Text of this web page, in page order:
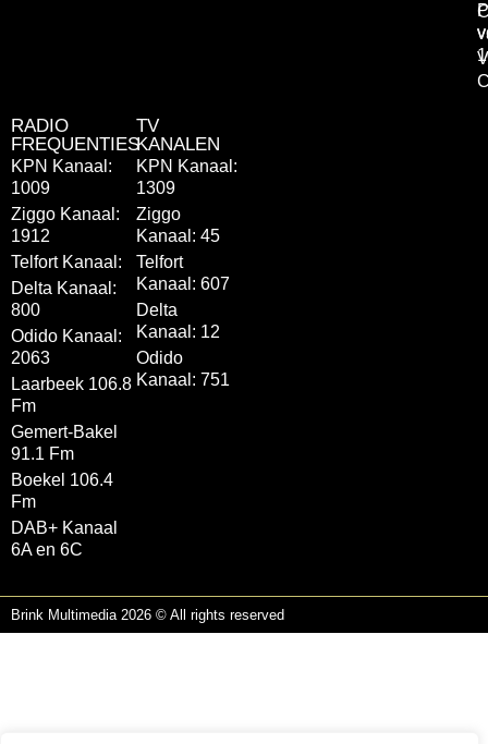
RADIO
FREQUENTIES
KPN Kanaal:
1009
Ziggo Kanaal:
1912
Telfort Kanaal:
Delta Kanaal:
800
Odido Kanaal:
2063
Laarbeek 106.8
Fm
Gemert-Bakel
91.1 Fm
Boekel 106.4
Fm
DAB+ Kanaal
6A en 6C
TV
KANALEN
KPN Kanaal:
1309
Ziggo
Kanaal: 45
Telfort
Kanaal: 607
Delta
Kanaal: 12
Odido
Kanaal: 751
Brink Multimedia 2026 © All rights reserved